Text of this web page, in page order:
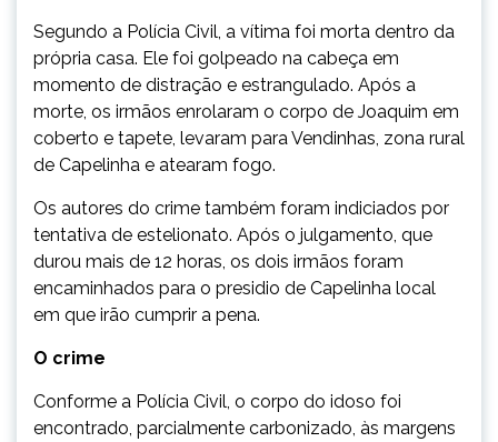
Segundo a Polícia Civil, a vítima foi morta dentro da
própria casa. Ele foi golpeado na cabeça em
momento de distração e estrangulado. Após a
morte, os irmãos enrolaram o corpo de Joaquim em
coberto e tapete, levaram para Vendinhas, zona rural
de Capelinha e atearam fogo.
Os autores do crime também foram indiciados por
tentativa de estelionato. Após o julgamento, que
durou mais de 12 horas, os dois irmãos foram
encaminhados para o presidio de Capelinha local
em que irão cumprir a pena.
O crime
Conforme a Polícia Civil, o corpo do idoso foi
encontrado, parcialmente carbonizado, às margens